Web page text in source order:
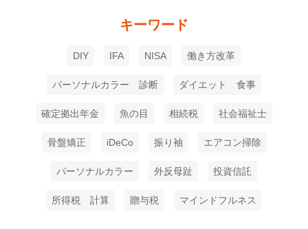
キーワード
DIY IFA NISA 働き方改革
パーソナルカラー 診断 ダイエット 食事
確定拠出年金 魚の目 相続税 社会福祉士
骨盤矯正 iDeCo 振り袖 エアコン掃除
パーソナルカラー 外反母趾 投資信託
所得税 計算 贈与税 マインドフルネス